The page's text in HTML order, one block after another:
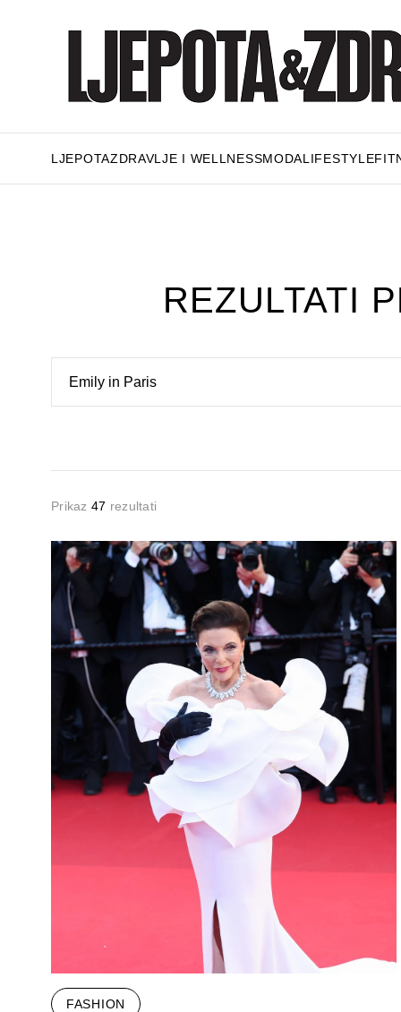
LJEPOTAZDRAVLJE I WELLNESSMODALIFESTYLE
REZULTATI
Prikaz 47 rezultati
FASHION